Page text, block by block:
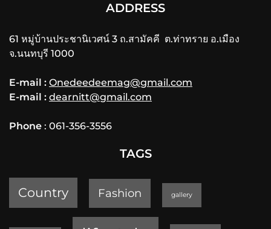
ADDRESS
61 หมู่บ้านประชานิเวศน์ 3 ถ.สามัคคี ต.ท่าทราย อ.เมือง
จ.นนทบุรี 1000
E-mail : Onedeedeemag@gmail.com
E-mail : dearnitt@gmail.com
Phone : 061-356-3556
TAGS
Country Fashion gallery